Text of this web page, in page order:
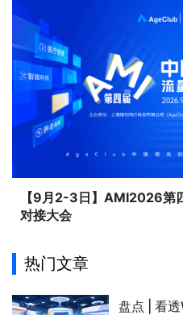
【9月2-3日】AMI2026第
对接大会
热门文章
盘点 | 看